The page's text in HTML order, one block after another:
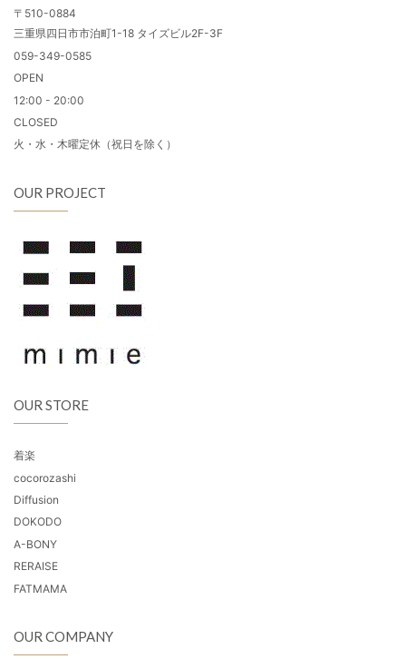
〒510-0884
三重県四日市市泊町1-18 タイズビル2F-3F
059-349-0585
OPEN
12:00 - 20:00
CLOSED
火・水・木曜定休（祝日を除く）
OUR PROJECT
OUR STORE
着楽
cocorozashi
Diffusion
DOKODO
A-BONY
RERAISE
FATMAMA
OUR COMPANY